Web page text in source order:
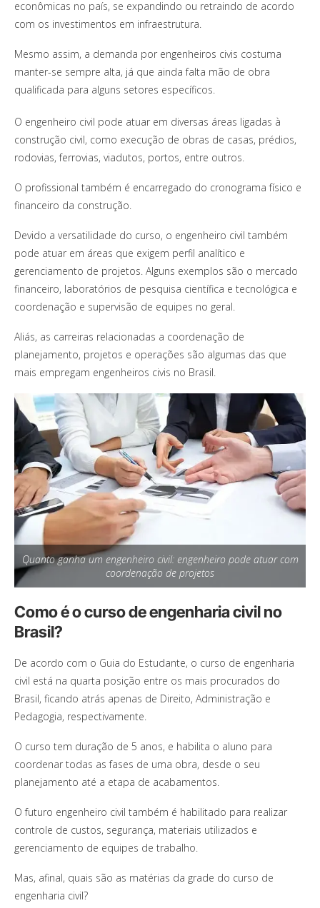
econômicas no país, se expandindo ou retraindo de acordo
com os investimentos em infraestrutura.
Mesmo assim, a demanda por engenheiros civis costuma
manter-se sempre alta, já que ainda falta mão de obra
qualificada para alguns setores específicos.
O engenheiro civil pode atuar em diversas áreas ligadas à
construção civil, como execução de obras de casas, prédios,
rodovias, ferrovias, viadutos, portos, entre outros.
O profissional também é encarregado do cronograma físico e
financeiro da construção.
Devido a versatilidade do curso, o engenheiro civil também
pode atuar em áreas que exigem perfil analítico e
gerenciamento de projetos. Alguns exemplos são o mercado
financeiro, laboratórios de pesquisa científica e tecnológica e
coordenação e supervisão de equipes no geral.
Aliás, as carreiras relacionadas a coordenação de
planejamento, projetos e operações são algumas das que
mais empregam engenheiros civis no Brasil.
Quanto ganha um engenheiro civil: engenheiro pode atuar com
coordenação de projetos
Como é o curso de engenharia civil no
Brasil?
De acordo com o Guia do Estudante, o curso de engenharia
civil está na quarta posição entre os mais procurados do
Brasil, ficando atrás apenas de Direito, Administração e
Pedagogia, respectivamente.
O curso tem duração de 5 anos, e habilita o aluno para
coordenar todas as fases de uma obra, desde o seu
planejamento até a etapa de acabamentos.
O futuro engenheiro civil também é habilitado para realizar
controle de custos, segurança, materiais utilizados e
gerenciamento de equipes de trabalho.
Mas, afinal, quais são as matérias da grade do curso de
engenharia civil?